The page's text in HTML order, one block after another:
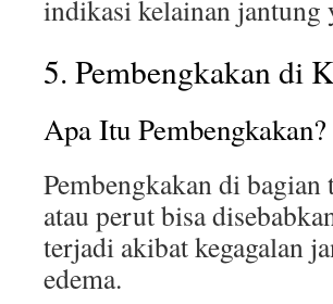
indikasi kelainan jantung
5. Pembengkakan di
Apa Itu Pembengkakan?
Pembengkakan di
atau perut bisa
terjadi akibat kegagalan
edema.